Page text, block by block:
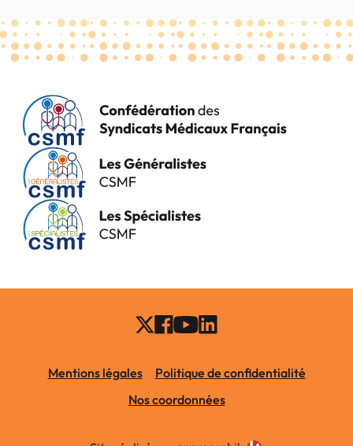
Mentions légales
Politique de confidentialité
Nos coordonnées